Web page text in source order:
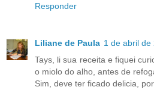
Responder
Liliane de Paula 1 de abril de
Tays, li sua receita e fiquei
o miolo do alho, antes de
Sim, deve ter ficado delicia,